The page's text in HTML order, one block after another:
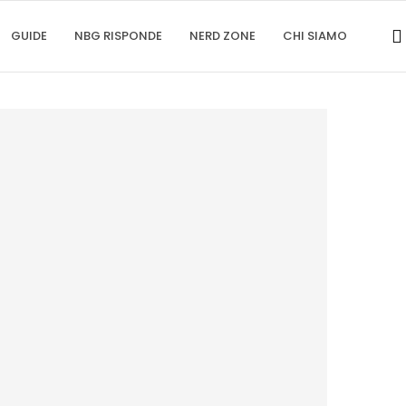
GUIDE NBG RISPONDE NERD ZONE CHI SIAMO